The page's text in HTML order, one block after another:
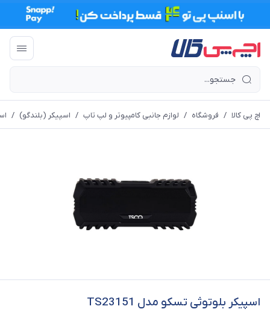
اچ پی کالا / فروشگاه / لوازم جانبی کامپیوتر و لپ تاپ / اسپیکر (بلندگو) /
اسپیکر بلوتوثی تسکو مدل TS23151